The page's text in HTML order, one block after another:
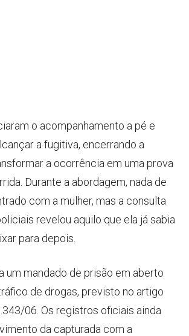
o acompanhamento a pé e
a fugitiva, encerrando a
a ocorrência em uma prova
Durante a abordagem, nada de
com a mulher, mas a consulta
revelou aquilo que ela já sabia
para depois.
um mandado de prisão em aberto
de drogas, previsto no artigo
06. Os registros oficiais ainda
da capturada com a